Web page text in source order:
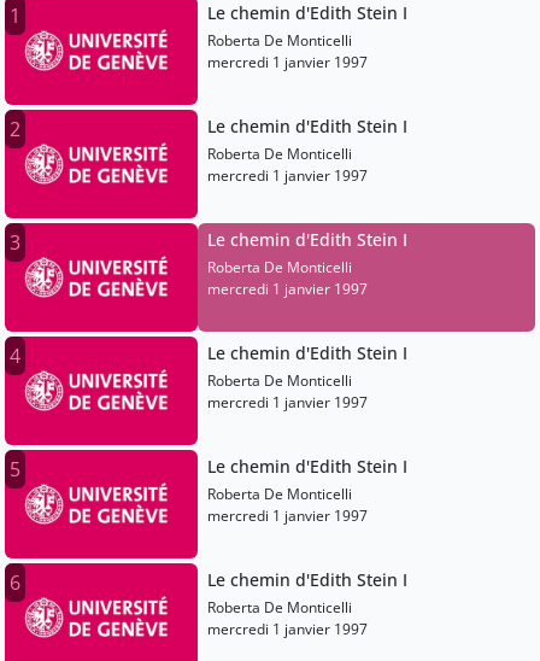
1 Le chemin d'Edith Stein I
Roberta De Monticelli
mercredi 1 janvier 1997
2 Le chemin d'Edith Stein I
Roberta De Monticelli
mercredi 1 janvier 1997
3 Le chemin d'Edith Stein I
Roberta De Monticelli
mercredi 1 janvier 1997
4 Le chemin d'Edith Stein I
Roberta De Monticelli
mercredi 1 janvier 1997
5 Le chemin d'Edith Stein I
Roberta De Monticelli
mercredi 1 janvier 1997
6 Le chemin d'Edith Stein I
Roberta De Monticelli
mercredi 1 janvier 1997